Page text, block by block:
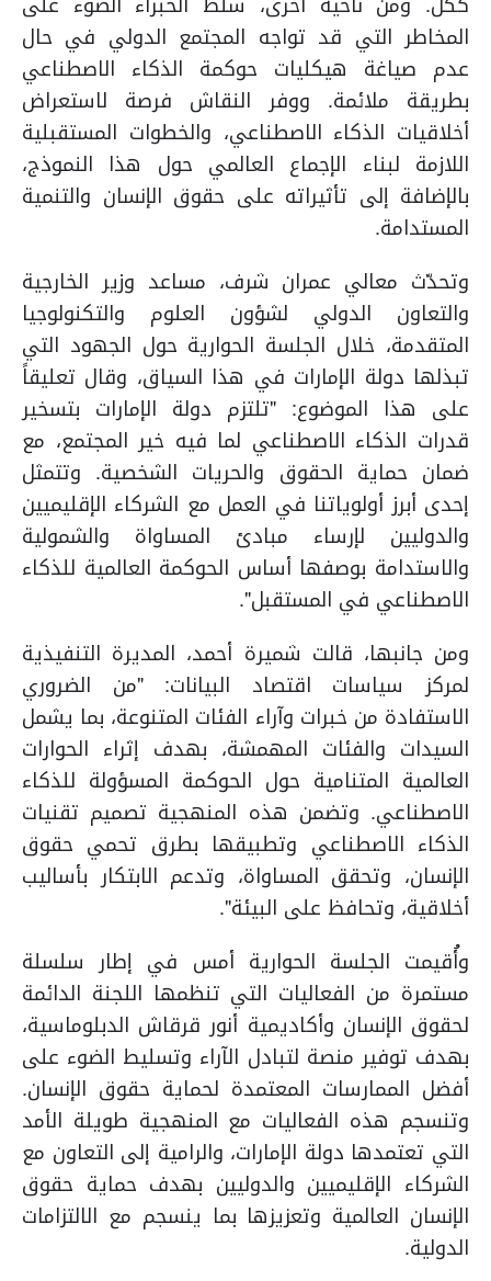
المخاطر التي قد تواجه المجتمع الدولي في حال
عدم صياغة هيكليات حوكمة الذكاء الاصطناعي
بطريقة ملائمة. ووفر النقاش فرصة لاستعراض
أخلاقيات الذكاء الاصطناعي، والخطوات المستقبلية
اللازمة لبناء الإجماع العالمي حول هذا النموذج،
بالإضافة إلى تأثيراته على حقوق الإنسان والتنمية
المستدامة.
وتحدّث معالي عمران شرف، مساعد وزير الخارجية
والتعاون الدولي لشؤون العلوم والتكنولوجيا
المتقدمة، خلال الجلسة الحوارية حول الجهود التي
تبذلها دولة الإمارات في هذا السياق، وقال تعليقاً
على هذا الموضوع: "تلتزم دولة الإمارات بتسخير
قدرات الذكاء الاصطناعي لما فيه خير المجتمع، مع
ضمان حماية الحقوق والحريات الشخصية. وتتمثل
إحدى أبرز أولوياتنا في العمل مع الشركاء الإقليميين
والدوليين لإرساء مبادئ المساواة والشمولية
والاستدامة بوصفها أساس الحوكمة العالمية للذكاء
الاصطناعي في المستقبل".
ومن جانبها، قالت شميرة أحمد، المديرة التنفيذية
لمركز سياسات اقتصاد البيانات: "من الضروري
الاستفادة من خبرات وآراء الفئات المتنوعة، بما يشمل
السيدات والفئات المهمشة، بهدف إثراء الحوارات
العالمية المتنامية حول الحوكمة المسؤولة للذكاء
الاصطناعي. وتضمن هذه المنهجية تصميم تقنيات
الذكاء الاصطناعي وتطبيقها بطرق تحمي حقوق
الإنسان، وتحقق المساواة، وتدعم الابتكار بأساليب
أخلاقية، وتحافظ على البيئة".
وأُقيمت الجلسة الحواريةأمس في إطار سلسلة
مستمرة من الفعاليات التي تنظمها اللجنة الدائمة
لحقوق الإنسان وأكاديمية أنور قرقاش الدبلوماسية،
بهدف توفير منصة لتبادل الآراء وتسليط الضوء على
أفضل الممارسات المعتمدة لحماية حقوق الإنسان.
وتنسجم هذه الفعاليات مع المنهجية طويلة الأمد
التي تعتمدها دولة الإمارات، والرامية إلى التعاون مع
الشركاء الإقليميين والدوليين بهدف حماية حقوق
الإنسان العالمية وتعزيزها بما ينسجم مع الالتزامات
الدولية.